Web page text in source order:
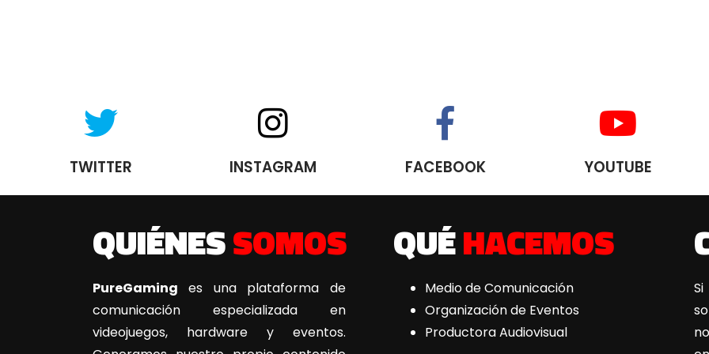
TWITTER INSTAGRAM FACEBOOK YOUTUBE
QUIÉNESSOMOS
PureGaming es una plataforma de
comunicación especializada en
videojuegos, hardware y eventos.
QUÉHACEMOS
Medio de Comunicación
Organización de Eventos
Productora Audiovisual